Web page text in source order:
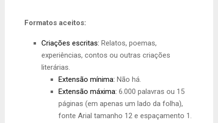
Formatos aceitos:
Criações escritas: Relatos, poemas,
experiências, contos ou outras criações
literárias.
Extensão mínima: Não há.
Extensão máxima: 6.000 palavras ou 15
páginas (em apenas um lado da folha),
fonte Arial tamanho 12 e espaçamento 1.